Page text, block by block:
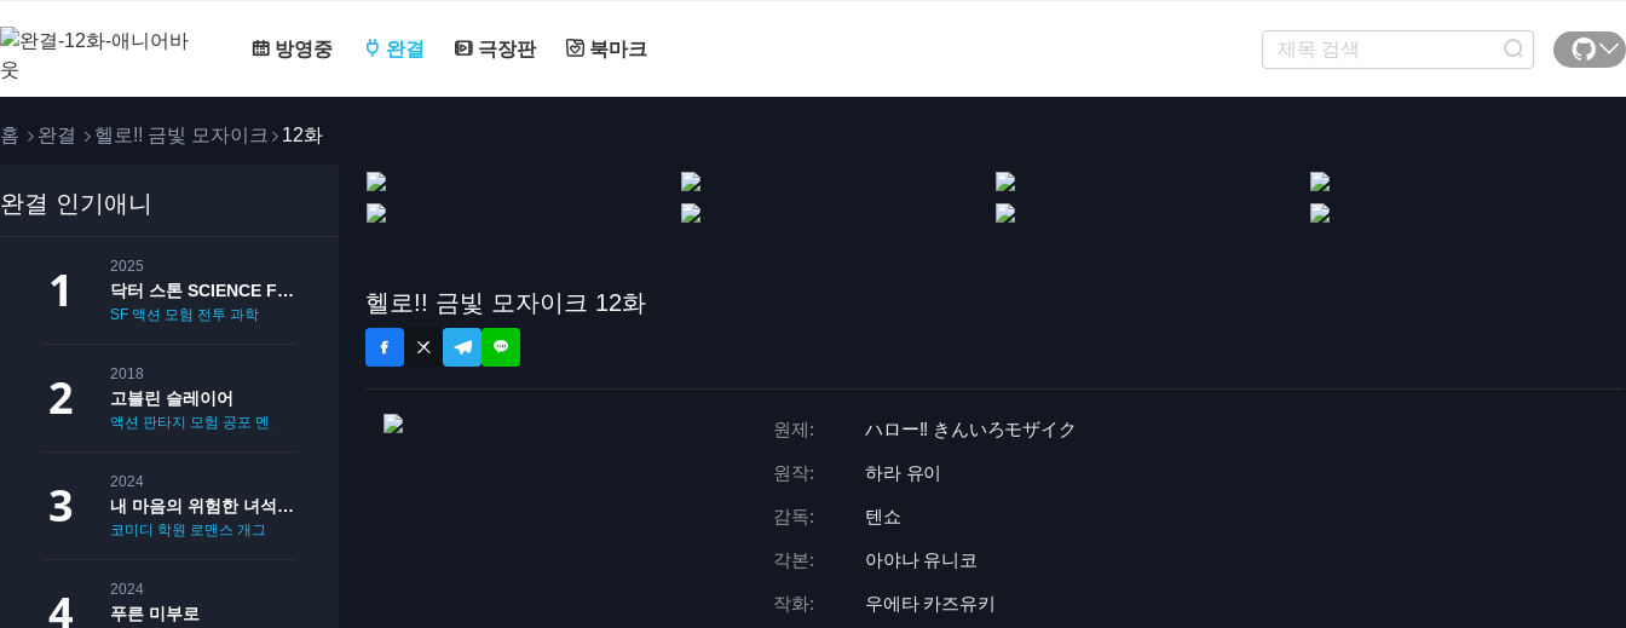
방영중 완결 극장판 북마크
홈 완결 헬로!! 금빛 모자이크 12화
완결 인기애니
2025
닥터 스톤 SCIENCE FUTURE
SF 액션 모험 전투 과학
2018
고블린 슬레이어
액션 판타지 모험 공포 멘붕
2024
내 마음의 위험한 녀석 2기
코미디 학원 로맨스 개그
2024
푸른 미부로
헬로!! 금빛 모자이크 12화
원제: ハロー!! きんいろモザイク
원작: 하라 유이
감독: 텐쇼
각본: 아야나 유니코
작화: 우에타 카즈유키